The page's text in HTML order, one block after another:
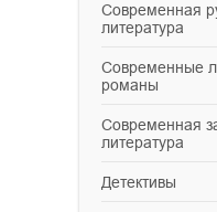
современная русская
литература
современные любовные
романы
современная зарубежная
литература
детективы